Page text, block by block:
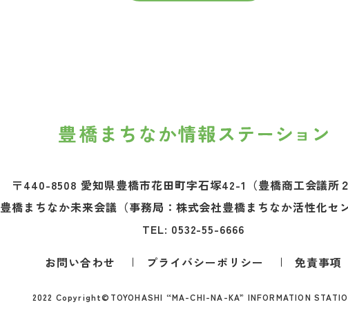
〒440-8508 愛知県豊橋市花田町字石塚42-1 （豊橋商工会議所
豊橋まちなか未来会議 （事務局：株式会社豊橋まちなか活性化セ
TEL: 0532-55-6666
お問い合わせ
プライバシーポリシー 免責事項
2022 Copyright© TOYOHASHI “MA-CHI-NA-KA” INFORMATION